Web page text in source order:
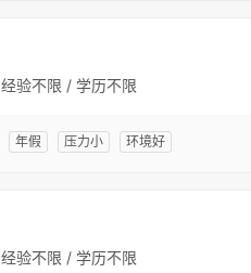
经验不限 / 学历不限
年假 压力小 环境好
经验不限 / 学历不限